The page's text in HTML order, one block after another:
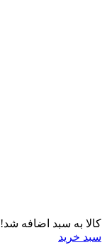
کالا به سبد اضافه شد!
سبد خرید